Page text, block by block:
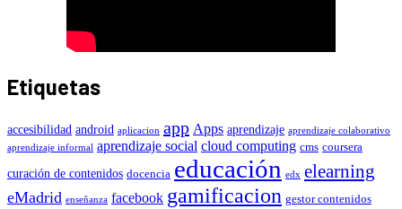
Etiquetas
accesibilidad android aplicacion app Apps aprendizaje aprendizaje colaborativo
aprendizaje informal aprendizaje social cloud computing cms coursera
curación de contenidos docencia educación edx elearning
eMadrid enseñanza facebook gamificacion gestor contenidos